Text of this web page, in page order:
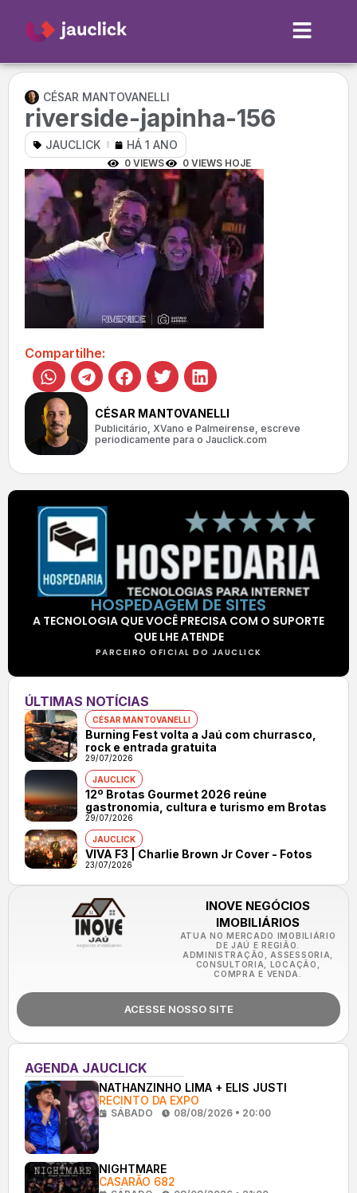
CÉSAR MANTOVANELLI
riverside-japinha-156
JAUCLICK HÁ 1 ANO
0 VIEWS 0 VIEWS HOJE
Compartilhe:
CÉSAR MANTOVANELLI
Publicitário, XVano e Palmeirense, escreve
periodicamente para o Jauclick.com
HOSPEDAGEM DE SITES
A TECNOLOGIA QUE VOCÊ PRECISA COM O SUPORTE
QUE LHE ATENDE
PARCEIRO OFICIAL DO JAUCLICK
ÚLTIMAS NOTÍCIAS
CÉSAR MANTOVANELLI
Burning Fest volta a Jaú com churrasco,
rock e entrada gratuita
29/07/2026
JAUCLICK
12º Brotas Gourmet 2026 reúne
gastronomia, cultura e turismo em Brotas
29/07/2026
JAUCLICK
VIVA F3 | Charlie Brown Jr Cover - Fotos
23/07/2026
INOVE NEGÓCIOS
IMOBILIÁRIOS
ATUA NO MERCADO IMOBILIÁRIO
DE JAÚ E REGIÃO.
ADMINISTRAÇÃO, ASSESSORIA,
CONSULTORIA, LOCAÇÃO,
COMPRA E VENDA.
ACESSE NOSSO SITE
AGENDA JAUCLICK
NATHANZINHO LIMA + ELIS JUSTI
RECINTO DA EXPO
SÁBADO 08/08/2026 • 20:00
NIGHTMARE
CASARÃO 682